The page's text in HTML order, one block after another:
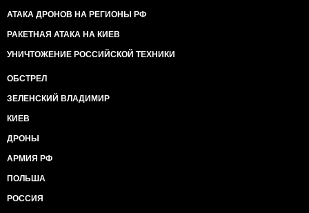
АТАКА ДРОНОВ НА РЕГИОНЫ РФ
РАКЕТНАЯ АТАКА НА КИЕВ
УНИЧТОЖЕНИЕ РОССИЙСКОЙ ТЕХНИКИ
ОБСТРЕЛ
ЗЕЛЕНСКИЙ ВЛАДИМИР
КИЕВ
ДРОНЫ
АРМИЯ РФ
ПОЛЬША
РОССИЯ